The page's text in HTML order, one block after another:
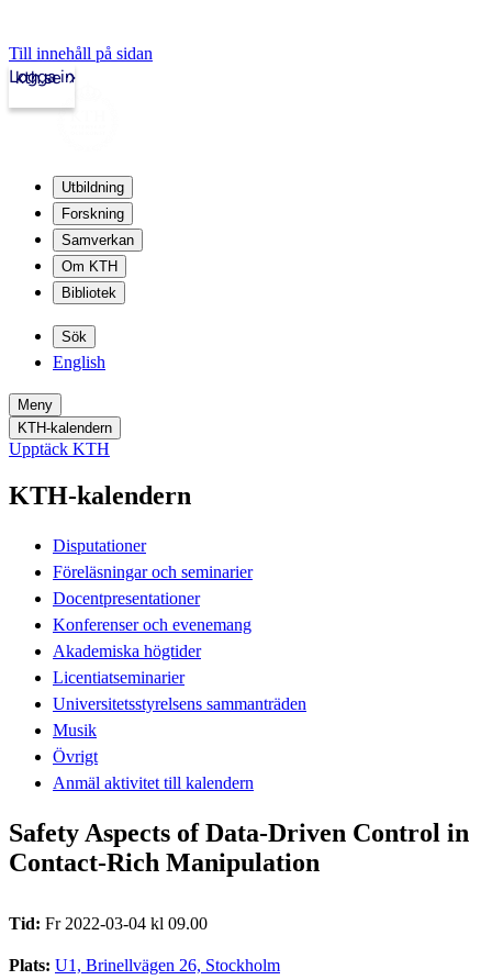
Till innehåll på sidan
kth.se
Logga in
Utbildning
Forskning
Samverkan
Om KTH
Bibliotek
Sök
English
Meny
KTH-kalendern
Upptäck KTH
KTH-kalendern
Disputationer
Föreläsningar och seminarier
Docentpresentationer
Konferenser och evenemang
Akademiska högtider
Licentiatseminarier
Universitetsstyrelsens sammanträden
Musik
Övrigt
Anmäl aktivitet till kalendern
Safety Aspects of Data-Driven Control in
Contact-Rich Manipulation
Tid: Fr 2022-03-04 kl 09.00
Plats: U1, Brinellvägen 26, Stockholm